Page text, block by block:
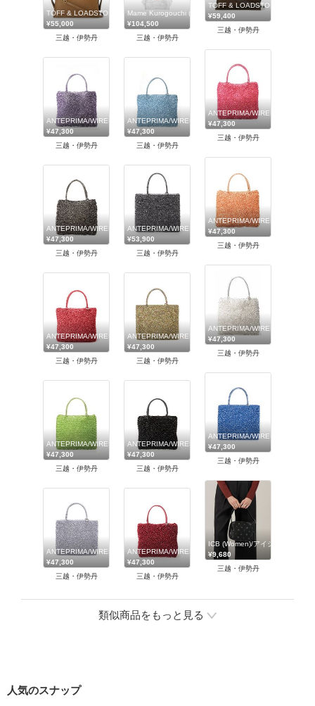
TOFF & LOADSTONE (Women/
¥59,400
三越・伊勢丹
TOFF & LOADSTONE (Women/Men)/トフ＆ロードストーン
¥55,000
三越・伊勢丹
Mame Kurogouchi (Women)/マメ クロゴウチ
¥104,500
三越・伊勢丹
ANTEPRIMA/WIREBAG
¥47,300
三越・伊勢丹
ANTEPRIMA/WIREBAG (Women)/アンテプリマ/ワイヤーバッグ
¥47,300
三越・伊勢丹
ANTEPRIMA/WIREBAG (Women)/アンテプリマ/ワイヤー
¥47,300
三越・伊勢丹
ANTEPRIMA/WIREBAG
¥47,300
三越・伊勢丹
ANTEPRIMA/WIREBAG (Women)/アンテプリマ/ワイヤーバッグ
¥47,300
三越・伊勢丹
ANTEPRIMA/WIREBAG (Women)/アンテプリマ/ワイヤー
¥53,900
三越・伊勢丹
ANTEPRIMA/WIREBAG
¥47,300
三越・伊勢丹
ANTEPRIMA/WIREBAG (Women)/アンテプリマ/ワイヤーバッグ
¥47,300
三越・伊勢丹
ANTEPRIMA/WIREBAG (Women)/アンテプリマ/ワイヤー
¥47,300
三越・伊勢丹
ANTEPRIMA/WIREBAG
¥47,300
三越・伊勢丹
ANTEPRIMA/WIREBAG (Women)/アンテプリマ/ワイヤーバッグ
¥47,300
三越・伊勢丹
ANTEPRIMA/WIREBAG (Women)/アンテプリマ/ワイヤー
¥47,300
三越・伊勢丹
ICB (Women)/アイシービー
¥9,680
三越・伊勢丹
ANTEPRIMA/WIREBAG (Women)/アンテプリマ/ワイヤーバッグ
¥47,300
三越・伊勢丹
ANTEPRIMA/WIREBAG (Women)/アンテプリマ/ワイヤー
¥47,300
三越・伊勢丹
類似商品をもっと見る
人気のスナップ